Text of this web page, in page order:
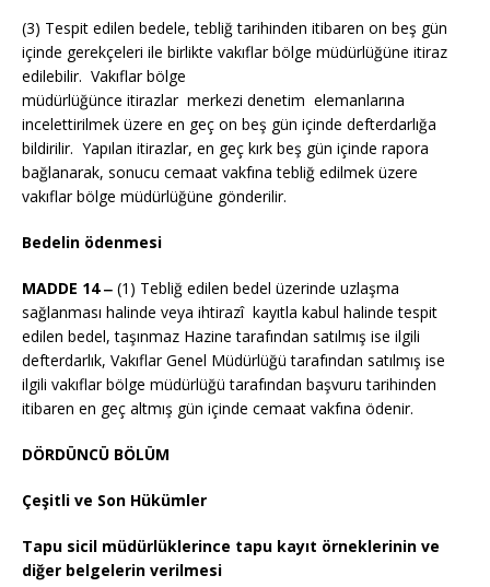
(3) Tespit edilen bedele, tebliğ tarihinden itibaren on beş gün
içinde gerekçeleri ile birlikte vakıflar bölge müdürlüğüne itiraz
edilebilir. Vakıflar bölge
müdürlüğünce itirazlar merkezi denetim elemanlarına
incelettirilmek üzere en geç on beş gün içinde defterdarlığa
bildirilir. Yapılan itirazlar, en geç kırk beş gün içinde rapora
bağlanarak, sonucu cemaat vakfına tebliğ edilmek üzere
vakıflar bölge müdürlüğüne gönderilir.
Bedelin ödenmesi
MADDE 14 ‒ (1) Tebliğ edilen bedel üzerinde uzlaşma
sağlanması halinde veya ihtirazî kayıtla kabul halinde tespit
edilen bedel, taşınmaz Hazine tarafından satılmış ise ilgili
defterdarlık, Vakıflar Genel Müdürlüğü tarafından satılmış ise
ilgili vakıflar bölge müdürlüğü tarafından başvuru tarihinden
itibaren en geç altmış gün içinde cemaat vakfına ödenir.
DÖRDÜNCÜ BÖLÜM
Çeşitli ve Son Hükümler
Tapu sicil müdürlüklerince tapu kayıt örneklerinin ve
diğer belgelerin verilmesi